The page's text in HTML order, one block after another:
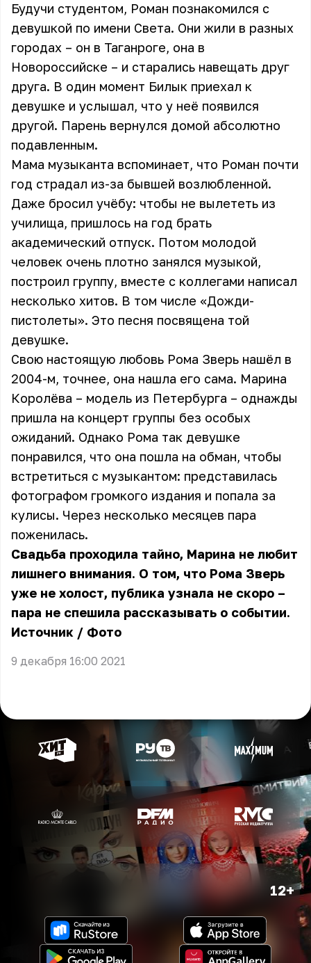
Будучи студентом, Роман познакомился с
девушкой по имени Света. Они жили в разных
городах – он в Таганроге, она в
Новороссийске – и старались навещать друг
друга. В один момент Билык приехал к
девушке и услышал, что у неё появился
другой. Парень вернулся домой абсолютно
подавленным.
Мама музыканта вспоминает, что Роман почти
год страдал из-за бывшей возлюбленной.
Даже бросил учёбу: чтобы не вылететь из
училища, пришлось на год брать
академический отпуск. Потом молодой
человек очень плотно занялся музыкой,
построил группу, вместе с коллегами написал
несколько хитов. В том числе «Дожди-
пистолеты». Это песня посвящена той
девушке.
Свою настоящую любовь Рома Зверь нашёл в
2004-м, точнее, она нашла его сама. Марина
Королёва – модель из Петербурга – однажды
пришла на концерт группы без особых
ожиданий. Однако Рома так девушке
понравился, что она пошла на обман, чтобы
встретиться с музыкантом: представилась
фотографом громкого издания и попала за
кулисы. Через несколько месяцев пара
поженилась.
Свадьба проходила тайно, Марина не любит
лишнего внимания. О том, что Рома Зверь
уже не холост, публика узнала не скоро –
пара не спешила рассказывать о событии.
Источник / Фото
9 декабря 16:00 2021
12+